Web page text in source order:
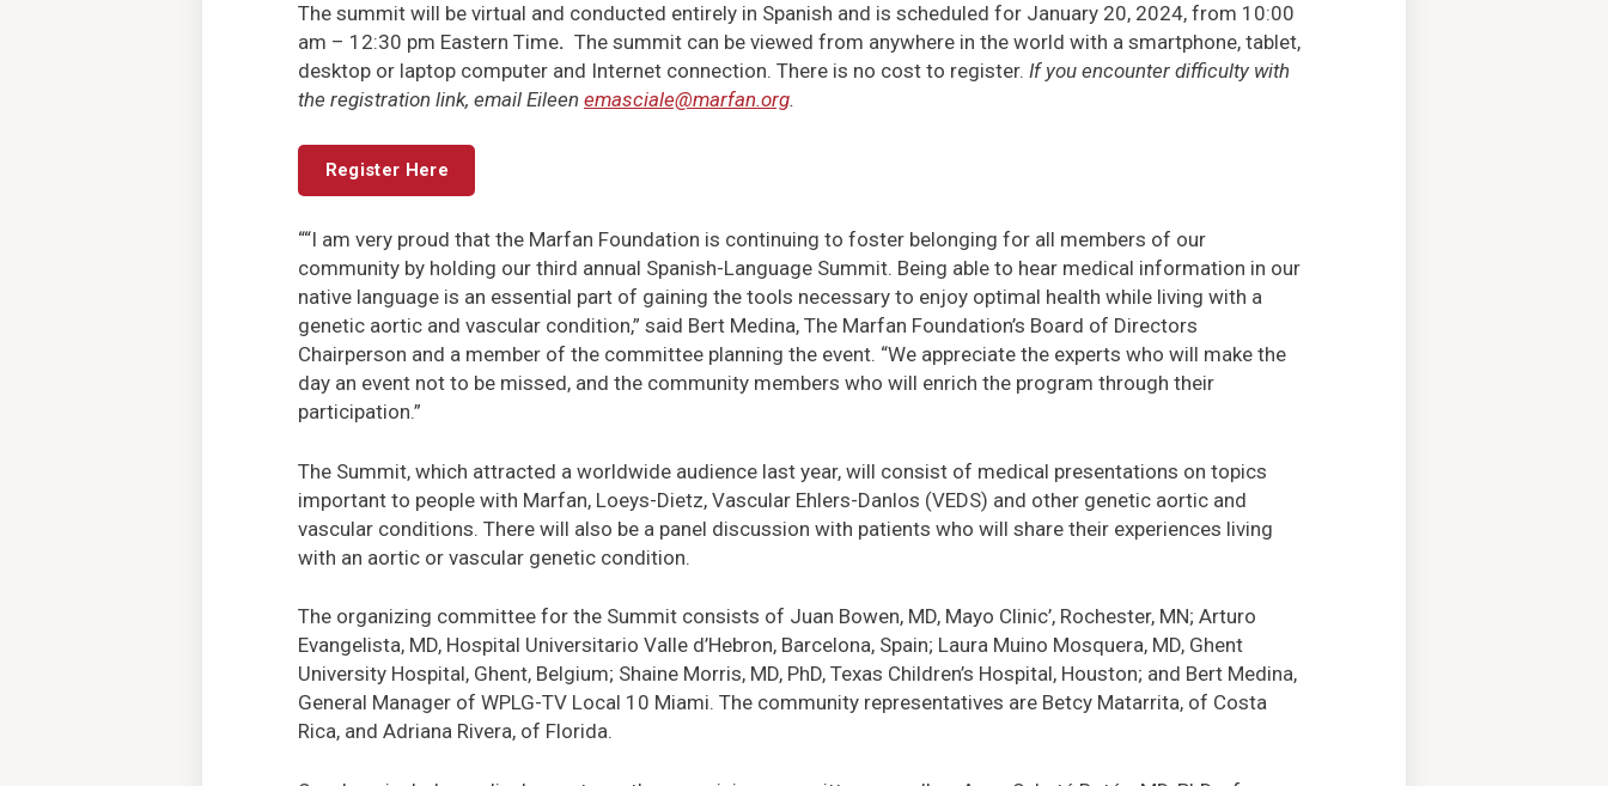
The summit will be virtual and conducted entirely in Spanish and is scheduled for January 20, 2024, from 10:00
am – 12:30 pm Eastern Time. The summit can be viewed from anywhere in the world with a smartphone, tablet,
desktop or laptop computer and Internet connection. There is no cost to register. If you encounter difficulty with
the registration link, email Eileen emasciale@marfan.org.
Register Here
““I am very proud that the Marfan Foundation is continuing to foster belonging for all members of our
community by holding our third annual Spanish-Language Summit. Being able to hear medical information in our
native language is an essential part of gaining the tools necessary to enjoy optimal health while living with a
genetic aortic and vascular condition,” said Bert Medina, The Marfan Foundation’s Board of Directors
Chairperson and a member of the committee planning the event. “We appreciate the experts who will make the
day an event not to be missed, and the community members who will enrich the program through their
participation.”
The Summit, which attracted a worldwide audience last year, will consist of medical presentations on topics
important to people with Marfan, Loeys-Dietz, Vascular Ehlers-Danlos (VEDS) and other genetic aortic and
vascular conditions. There will also be a panel discussion with patients who will share their experiences living
with an aortic or vascular genetic condition.
The organizing committee for the Summit consists of Juan Bowen, MD, Mayo Clinic’, Rochester, MN; Arturo
Evangelista, MD, Hospital Universitario Valle d’Hebron, Barcelona, Spain; Laura Muino Mosquera, MD, Ghent
University Hospital, Ghent, Belgium; Shaine Morris, MD, PhD, Texas Children’s Hospital, Houston; and Bert Medina,
General Manager of WPLG-TV Local 10 Miami. The community representatives are Betcy Matarrita, of Costa
Rica, and Adriana Rivera, of Florida.